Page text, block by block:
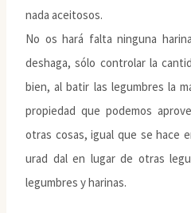
nada aceitosos.
No os hará falta ninguna
deshaga, sólo controlar la
bien, al batir las legumbres la
propiedad que podemos
otras cosas, igual que se hace
urad dal en lugar de otras
legumbres y harinas.